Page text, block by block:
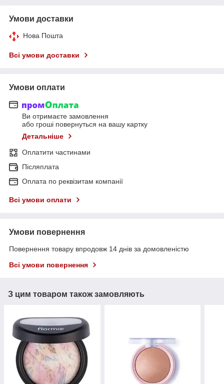
Умови доставки
Нова Пошта
Всі умови доставки
Умови оплати
Ви отримаєте замовлення
або гроші повернуться на вашу картку
Детальніше
Оплатити частинами
Післяплата
Оплата по реквізитам компанії
Всі умови оплати
Умови повернення
Повернення товару впродовж 14 днів за домовленістю
Всі умови повернення
З цим товаром також замовляють